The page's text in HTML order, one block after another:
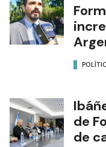
de
de